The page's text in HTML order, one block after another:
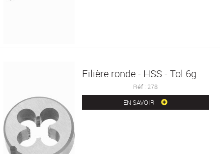
Filière ronde - HSS - Tol.6g
Réf : 278
EN SAVOIR